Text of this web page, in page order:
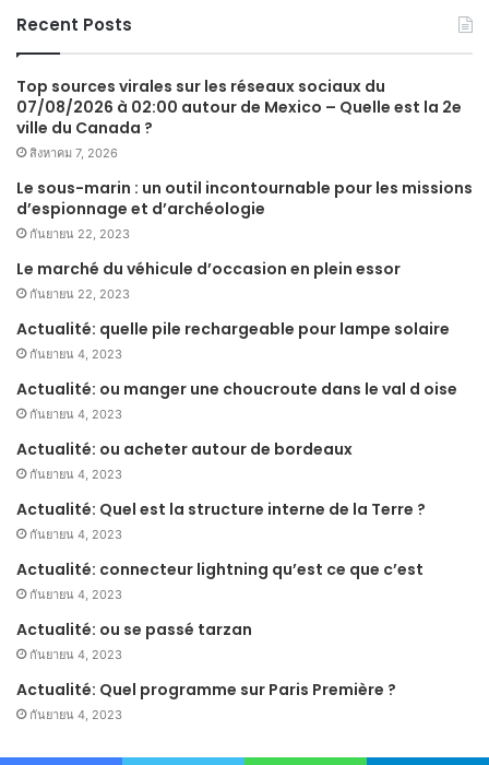
Recent Posts
Top sources virales sur les réseaux sociaux du
07/08/2026 à 02:00 autour de Mexico – Quelle est la 2e
ville du Canada ?
สิงหาคม 7, 2026
Le sous-marin : un outil incontournable pour les missions
d’espionnage et d’archéologie
กันยายน 22, 2023
Le marché du véhicule d’occasion en plein essor
กันยายน 22, 2023
Actualité: quelle pile rechargeable pour lampe solaire
กันยายน 4, 2023
Actualité: ou manger une choucroute dans le val d oise
กันยายน 4, 2023
Actualité: ou acheter autour de bordeaux
กันยายน 4, 2023
Actualité: Quel est la structure interne de la Terre ?
กันยายน 4, 2023
Actualité: connecteur lightning qu’est ce que c’est
กันยายน 4, 2023
Actualité: ou se passé tarzan
กันยายน 4, 2023
Actualité: Quel programme sur Paris Première ?
กันยายน 4, 2023